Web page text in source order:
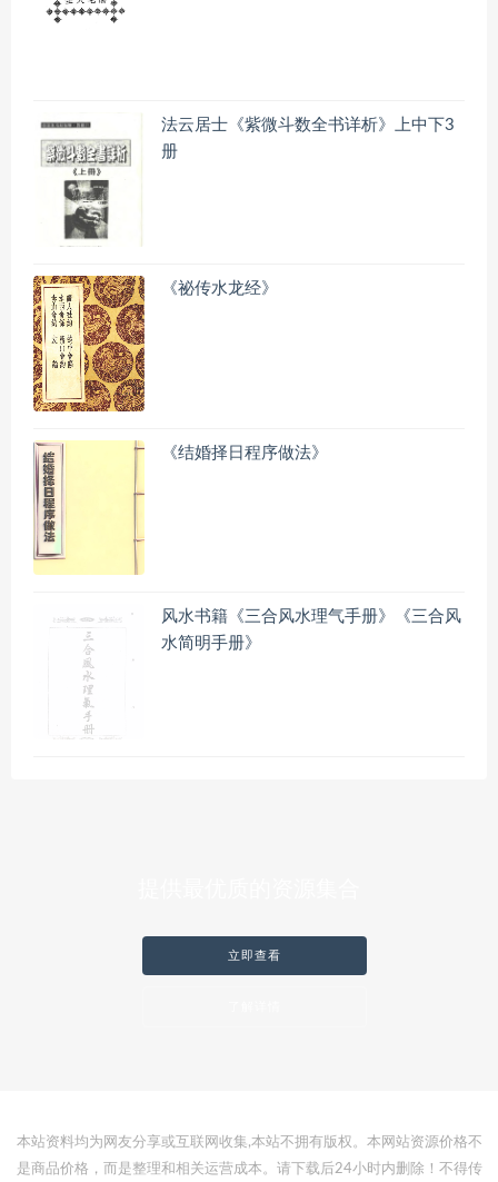
法云居士《紫微斗数全书详析》上中下3
册
《祕传水龙经》
《结婚择日程序做法》
风水书籍《三合风水理气手册》《三合风
水简明手册》
立即查看
本站资料均为网友分享或互联网收集,本站不拥有版权。本网站资源价格不
是商品价格，而是整理和相关运营成本。请下载后24小时内删除！不得传